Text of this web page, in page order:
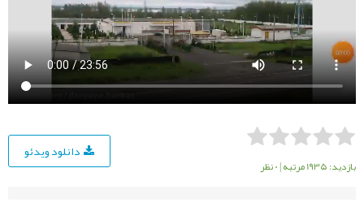
بازدید: 1935 مرتبه |0 نظر
دانلود ویدئو